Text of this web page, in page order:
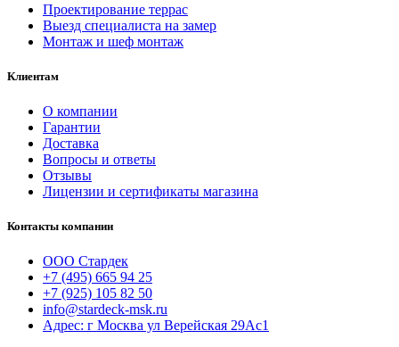
Проектирование террас
Выезд специалиста на замер
Монтаж и шеф монтаж
Клиентам
О компании
Гарантии
Доставка
Вопросы и ответы
Отзывы
Лицензии и сертификаты магазина
Контакты компании
ООО Стардек
+7 (495) 665 94 25
+7 (925) 105 82 50
info@stardeck-msk.ru
Адрес: г Москва ул Верейская 29Ас1